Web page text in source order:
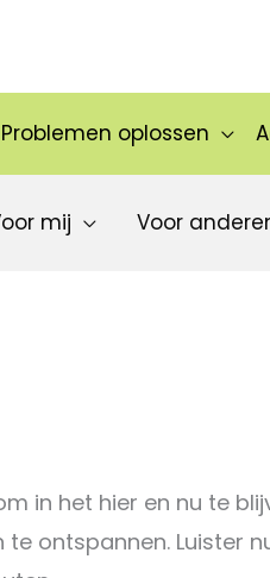
Problemen oplossen
mij Voor
in het hier en nu te
ontspannen. Luister